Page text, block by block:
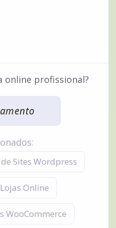
online profissional?
Sites Wordpress
Online
WooCommerce